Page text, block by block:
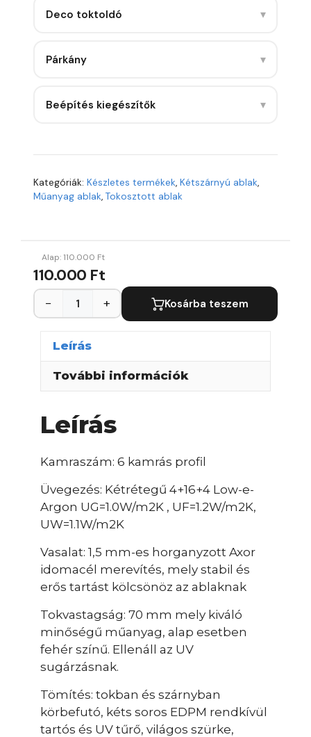
Deco toktoldó ▾
Párkány ▾
Beépítés kiegészítők ▾
Kategóriák: Készletes termékek, Kétszárnyú ablak,
Műanyag ablak, Tokosztott ablak
Alap:110.000 Ft
110.000 Ft
− + Kosárba teszem
Leírás
További információk
Leírás
Kamraszám: 6 kamrás profil
Üvegezés: Kétrétegű 4+16+4 Low-e-
Argon UG=1.0W/m2K , UF=1.2W/m2K,
UW=1.1W/m2K
Vasalat: 1,5 mm-es horganyzott Axor
idomacél merevítés, mely stabil és
erős tartást kölcsönöz az ablaknak
Tokvastagság: 70 mm mely kiváló
minőségű műanyag, alap esetben
fehér színű. Ellenáll az UV
sugárzásnak.
Tömítés: tokban és szárnyban
körbefutó, kéts soros EDPM rendkívül
tartós és UV tűrő, világos szürke,